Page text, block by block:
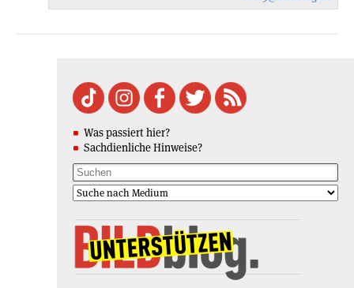
Was passiert hier?
Sachdienliche Hinweise?